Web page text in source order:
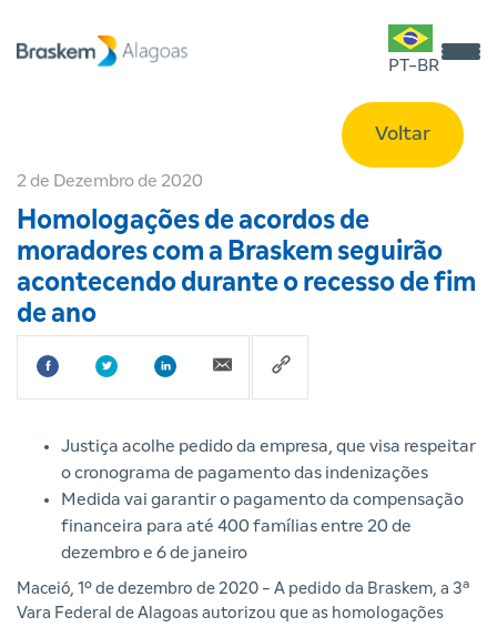
PT-BR
Voltar
2 de Dezembro de 2020
Homologações de acordos de
moradores com a Braskem seguirão
acontecendo durante o recesso de fim
de ano
Justiça acolhe pedido da empresa, que visa respeitar
o cronograma de pagamento das indenizações
Medida vai garantir o pagamento da compensação
financeira para até 400 famílias entre 20 de
dezembro e 6 de janeiro
Maceió, 1º de dezembro de 2020 - A pedido da Braskem, a 3ª
Vara Federal de Alagoas autorizou que as homologações